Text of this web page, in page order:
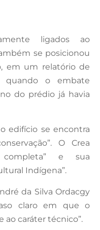
ligados ao
se posicionou
em um relatório de
quando o embate
do prédio já havia
edifício se encontra
O Crea
completa” e sua
Indígena”.
da Silva Ordacgy
claro em que o
ao caráter técnico”.